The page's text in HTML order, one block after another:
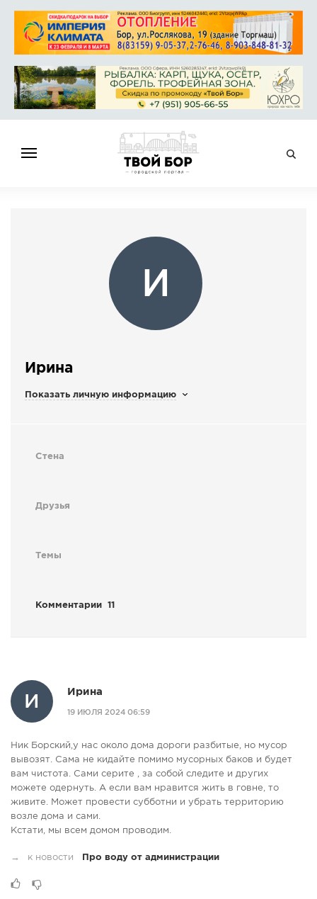
СПРАВОЧНИК
ОБЪЯВЛЕНИЯ
СТАТЬИ
И
Ирина
Показать личную информацию
Стена
Друзья
Темы
Комментарии 11
И
Ирина
19 ИЮЛЯ 2024 06:59
Ник Борский,у нас около дома дороги разбитые, но мусор
вывозят. Сама не кидайте помимо мусорных баков и будет
вам чистота. Сами серите , за собой следите и других
можете одернуть. А если вам нравится жить в говне, то
живите. Может провести субботни и убрать территорию
возле дома и сами.
Кстати, мы всем домом проводим.
→ к новости Про воду от администрации